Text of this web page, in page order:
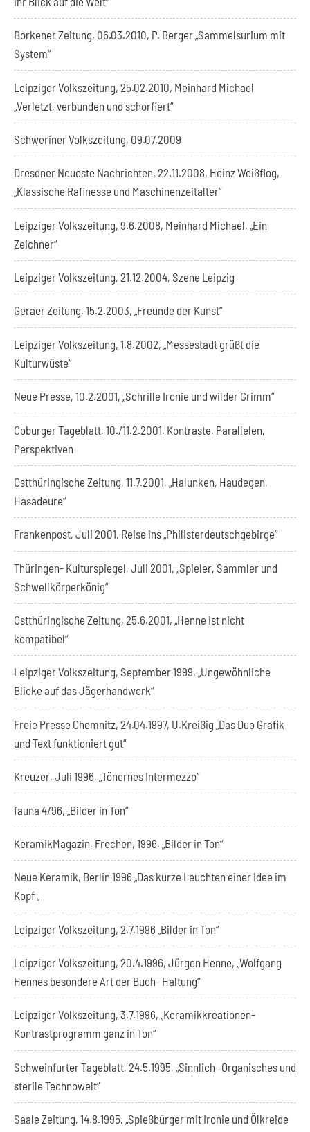
Borkener Zeitung, 06.03.2010, P. Berger „Sammelsurium mit
System“
Leipziger Volkszeitung, 25.02.2010, Meinhard Michael
„Verletzt, verbunden und schorfiert“
Schweriner Volkszeitung, 09.07.2009
Dresdner Neueste Nachrichten, 22.11.2008, Heinz Weißflog,
„Klassische Rafinesse und Maschinenzeitalter“
Leipziger Volkszeitung, 9.6.2008, Meinhard Michael, „Ein
Zeichner“
Leipziger Volkszeitung, 21.12.2004, Szene Leipzig
Geraer Zeitung, 15.2.2003, „Freunde der Kunst“
Leipziger Volkszeitung, 1.8.2002, „Messestadt grüßt die
Kulturwüste“
Neue Presse, 10.2.2001, „Schrille Ironie und wilder Grimm“
Coburger Tageblatt, 10./11.2.2001, Kontraste, Parallelen,
Perspektiven
Ostthüringische Zeitung, 11.7.2001, „Halunken, Haudegen,
Hasadeure“
Frankenpost, Juli 2001, Reise ins „Philisterdeutschgebirge“
Thüringen- Kulturspiegel, Juli 2001, „Spieler, Sammler und
Schwellkörperkönig“
Ostthüringische Zeitung, 25.6.2001, „Henne ist nicht
kompatibel“
Leipziger Volkszeitung, September 1999, „Ungewöhnliche
Blicke auf das Jägerhandwerk“
Freie Presse Chemnitz, 24.04.1997, U.Kreißig „Das Duo Grafik
und Text funktioniert gut“
Kreuzer, Juli 1996, „Tönernes Intermezzo“
fauna 4/96, „Bilder in Ton“
KeramikMagazin, Frechen, 1996, „Bilder in Ton“
Neue Keramik, Berlin 1996 „Das kurze Leuchten einer Idee im
Kopf „
Leipziger Volkszeitung, 2.7.1996 „Bilder in Ton“
Leipziger Volkszeitung, 20.4.1996, Jürgen Henne, „Wolfgang
Hennes besondere Art der Buch- Haltung“
Leipziger Volkszeitung, 3.7.1996, „Keramikkreationen-
Kontrastprogramm ganz in Ton“
Schweinfurter Tageblatt, 24.5.1995, „Sinnlich -Organisches und
sterile Technowelt“
Saale Zeitung, 14.8.1995, „Spießbürger mit Ironie und Ölkreide